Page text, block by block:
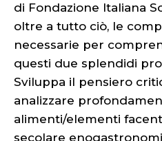
di Fondazione Italiana
oltre a tutto ciò, le
necessarie per
questi due splendidi
Sviluppa il pensiero
analizzare
alimenti/elementi
secolare